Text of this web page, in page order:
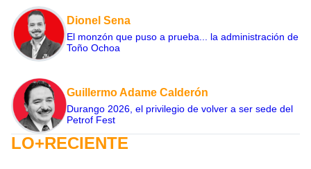
Dionel Sena
El monzón que puso a prueba... la administración de
Toño Ochoa
Guillermo Adame Calderón
Durango 2026, el privilegio de volver a ser sede del
Petrof Fest
LO+RECIENTE